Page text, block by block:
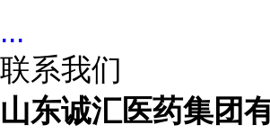
...
联系我们
山东诚汇医药集团